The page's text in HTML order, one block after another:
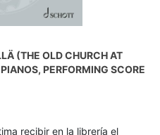
(THE OLD CHURCH AT
PERFORMING SCORE
recibir en la librería el